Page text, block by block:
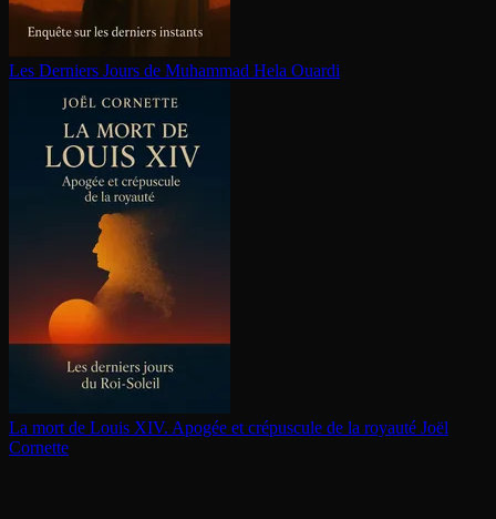
Les Derniers Jours de Muhammad Hela Ouardi
La mort de Louis XIV. Apogée et crépuscule de la royauté Joël
Cornette